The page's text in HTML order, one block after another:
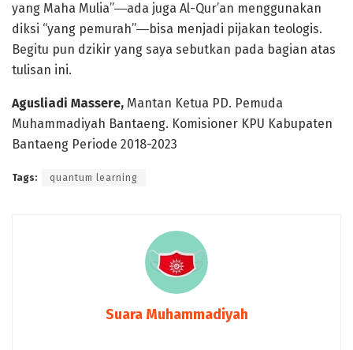
yang Maha Mulia”―ada juga Al-Qur’an menggunakan
diksi “yang pemurah”―bisa menjadi pijakan teologis.
Begitu pun dzikir yang saya sebutkan pada bagian atas
tulisan ini.
Agusliadi Massere, Mantan Ketua PD. Pemuda
Muhammadiyah Bantaeng. Komisioner KPU Kabupaten
Bantaeng Periode 2018-2023
Tags: quantum learning
Suara Muhammadiyah